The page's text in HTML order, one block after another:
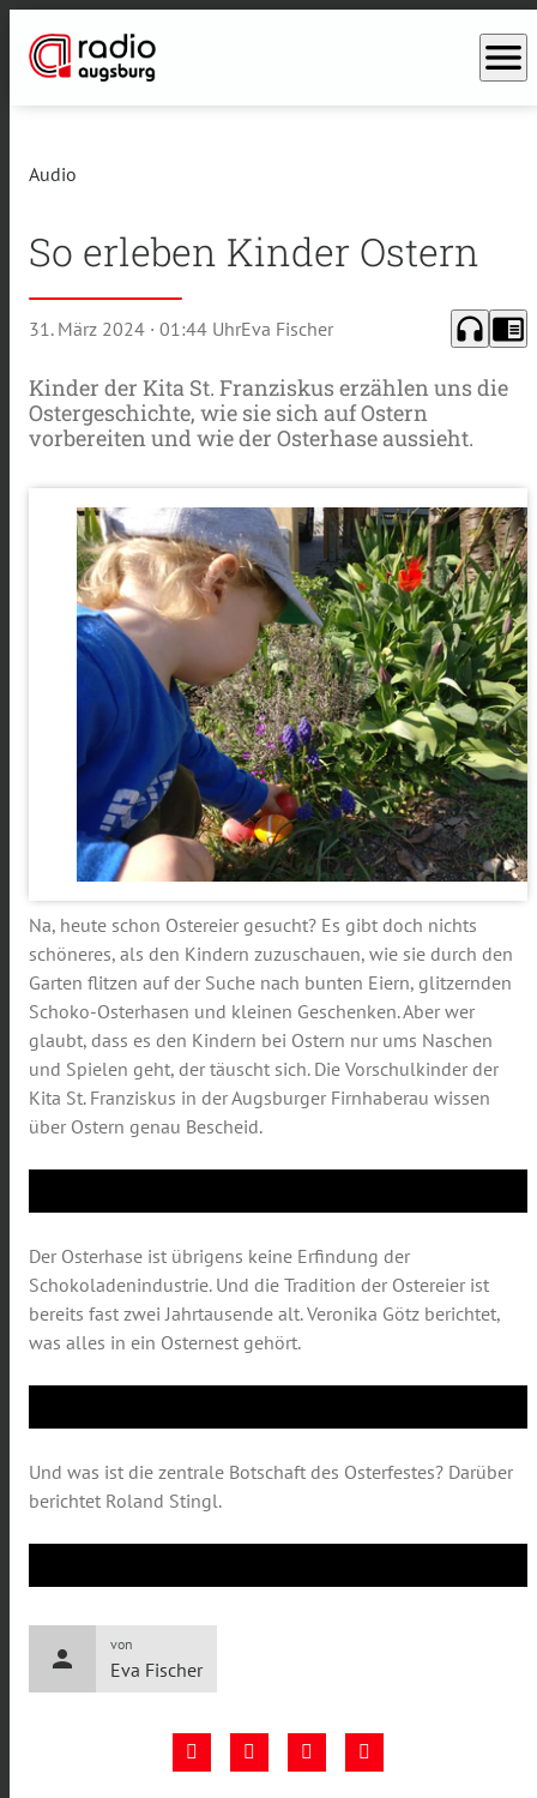
menu
Audio
So erleben Kinder Ostern
31. März 2024 · 01:44 UhrEva Fischer headphones chrome_reader_mode
Kinder der Kita St. Franziskus erzählen uns die
Ostergeschichte, wie sie sich auf Ostern
vorbereiten und wie der Osterhase aussieht.
Na, heute schon Ostereier gesucht? Es gibt doch nichts
schöneres, als den Kindern zuzuschauen, wie sie durch den
Garten flitzen auf der Suche nach bunten Eiern, glitzernden
Schoko-Osterhasen und kleinen Geschenken. Aber wer
glaubt, dass es den Kindern bei Ostern nur ums Naschen
und Spielen geht, der täuscht sich. Die Vorschulkinder der
Kita St. Franziskus in der Augsburger Firnhaberau wissen
über Ostern genau Bescheid.
Der Osterhase ist übrigens keine Erfindung der
Schokoladenindustrie. Und die Tradition der Ostereier ist
bereits fast zwei Jahrtausende alt. Veronika Götz berichtet,
was alles in ein Osternest gehört.
Und was ist die zentrale Botschaft des Osterfestes? Darüber
berichtet Roland Stingl.
person
von
Eva Fischer